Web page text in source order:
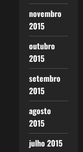
novembro
2015
outubro
2015
setembro
2015
agosto
2015
julho 2015